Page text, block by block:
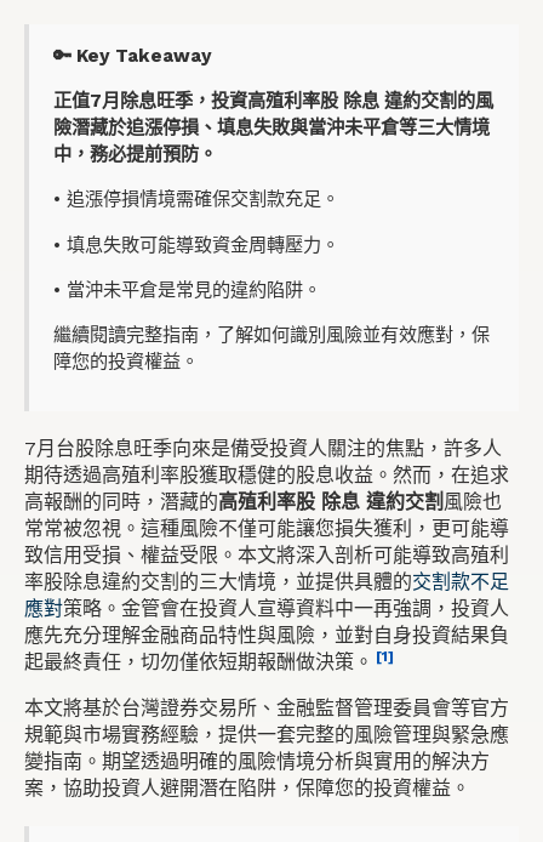
🔑 Key Takeaway
正值7月除息旺季，投資高殖利率股 除息 違約交割的風
險潛藏於追漲停損、填息失敗與當沖未平倉等三大情境
中，務必提前預防。
• 追漲停損情境需確保交割款充足。
• 填息失敗可能導致資金周轉壓力。
• 當沖未平倉是常見的違約陷阱。
繼續閱讀完整指南，了解如何識別風險並有效應對，保
障您的投資權益。
7月台股除息旺季向來是備受投資人關注的焦點，許多人
期待透過高殖利率股獲取穩健的股息收益。然而，在追求
高報酬的同時，潛藏的高殖利率股 除息 違約交割 風險也
常常被忽視。這種風險不僅可能讓您損失獲利，更可能導
致信用受損、權益受限。本文將深入剖析可能導致高殖利
率股除息違約交割的三大情境，並提供具體的交割款不足
應對策略。金管會在投資人宣導資料中一再強調，投資人
應先充分理解金融商品特性與風險，並對自身投資結果負
起最終責任，切勿僅依短期報酬做決策。 [1]
本文將基於台灣證券交易所、金融監督管理委員會等官方
規範與市場實務經驗，提供一套完整的風險管理與緊急應
變指南。期望透過明確的風險情境分析與實用的解決方
案，協助投資人避開潛在陷阱，保障您的投資權益。